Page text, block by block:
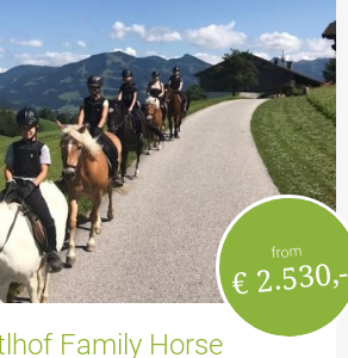
from
€
Family Horse